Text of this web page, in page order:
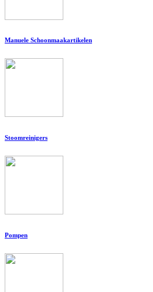
Manuele Schoonmaakartikelen
Stoomreinigers
Pompen